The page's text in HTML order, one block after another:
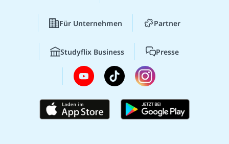
Für Unternehmen Partner
Studyflix Business Presse